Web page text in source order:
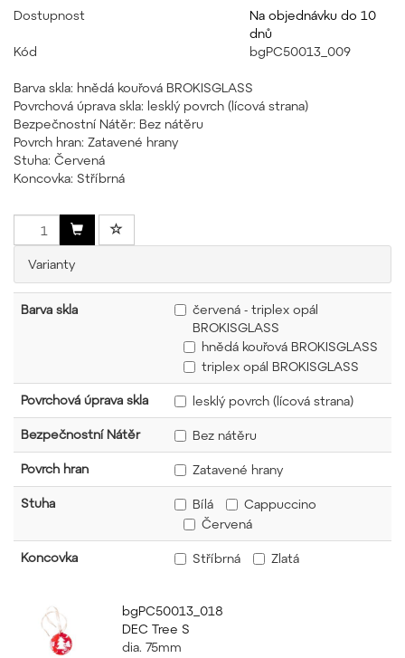
Dostupnost
Na objednávku do 10
dnů
Kód
bgPC50013_009
Barva skla: hnědá kouřová BROKISGLASS
Povrchová úprava skla: lesklý povrch (lícová strana)
Bezpečnostní Nátěr: Bez nátěru
Povrch hran: Zatavené hrany
Stuha: Červená
Koncovka: Stříbrná
Varianty
Barva skla
červená - triplex opál
BROKISGLASS
hnědá kouřová BROKISGLASS
triplex opál BROKISGLASS
Povrchová úprava skla lesklý povrch (lícová strana)
Bezpečnostní Nátěr Bez nátěru
Povrch hran Zatavené hrany
Stuha Bílá
Cappuccino
Červená
Koncovka Stříbrná Zlatá
bgPC50013_018
DEC Tree S
dia. 75mm